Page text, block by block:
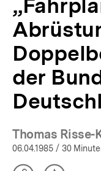
der
Thomas Risse-
06.04.1985 / 30